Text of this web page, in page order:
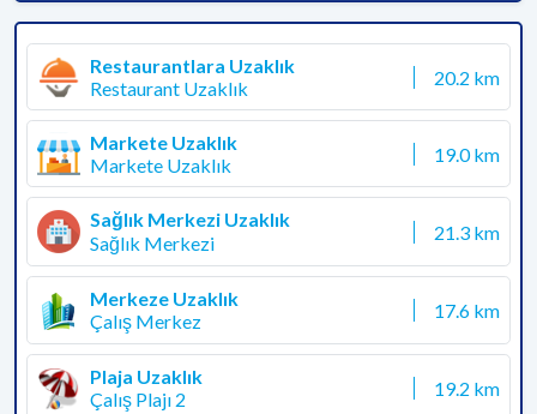
Restaurantlara Uzaklık
Restaurant Uzaklık
20.2 km
Markete Uzaklık
Markete Uzaklık
19.0 km
Sağlık Merkezi Uzaklık
Sağlık Merkezi
21.3 km
Merkeze Uzaklık
Çalış Merkez
17.6 km
Plaja Uzaklık
Çalış Plajı 2
19.2 km